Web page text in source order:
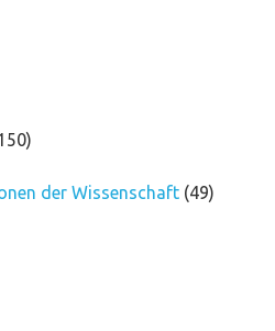
der Wissenschaft(49)